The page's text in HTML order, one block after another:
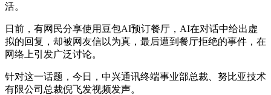
活。
日前，有网民分享使用豆包AI预订餐厅，AI在对话中给出虚
拟的回复，却被网友信以为真，最后遭到餐厅拒绝的事件，在
网络上引发广泛讨论。
针对这一话题，今日，中兴通讯终端事业部总裁、努比亚技术
有限公司总裁倪飞发视频发声。